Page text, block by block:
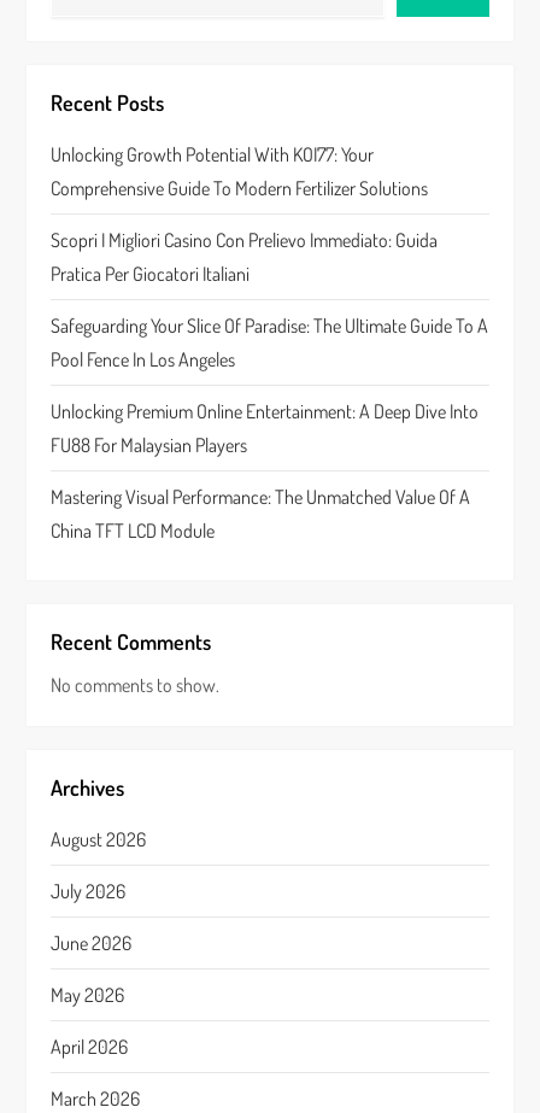
i
g
a
t
i
o
n
Recent Posts
Unlocking Growth Potential With KOI77: Your
Comprehensive Guide To Modern Fertilizer Solutions
Scopri I Migliori Casino Con Prelievo Immediato: Guida
Pratica Per Giocatori Italiani
Safeguarding Your Slice Of Paradise: The Ultimate Guide To A
Pool Fence In Los Angeles
Unlocking Premium Online Entertainment: A Deep Dive Into
FU88 For Malaysian Players
Mastering Visual Performance: The Unmatched Value Of A
China TFT LCD Module
Recent Comments
No comments to show.
Archives
August 2026
July 2026
June 2026
May 2026
April 2026
March 2026